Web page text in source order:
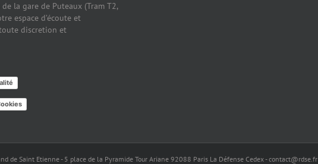
la gare de Puteaux (Tram T2,
espace d’écoute et
toute discretion et
de Saint Etienne - 5 place de la Pyramide Tour Ariane 92088 Paris La Défense Cedex - contact@rdse.fr